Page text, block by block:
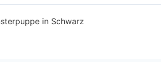
in Schwarz